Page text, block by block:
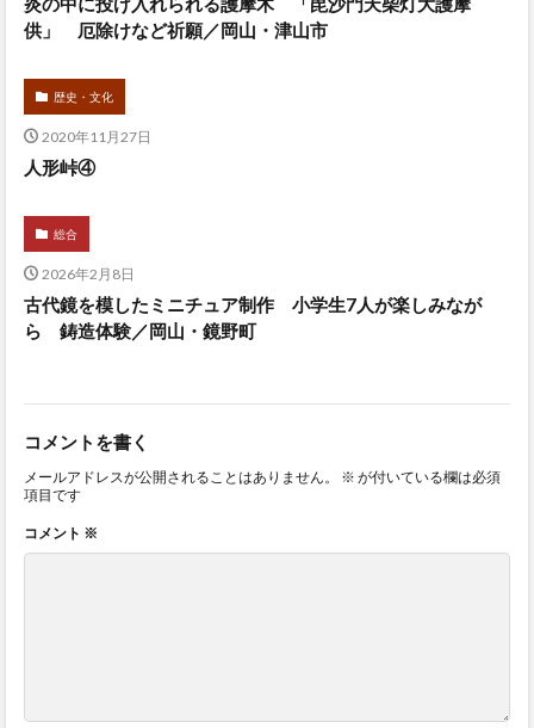
供」 厄除けなど祈願／岡山・津山市
歴史・文化
2020年11月27日
人形峠④
総合
2026年2月8日
古代鏡を模したミニチュア制作 小学生7人が楽しみなが
ら 鋳造体験／岡山・鏡野町
コメントを書く
メールアドレスが公開されることはありません。 ※ が付いている欄は必須
項目です
コメント ※